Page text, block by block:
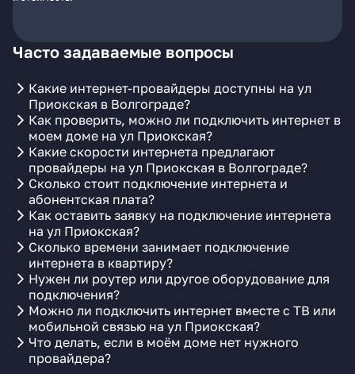
Часто задаваемые вопросы
Какие интернет-провайдеры доступны на ул
Приокская в Волгограде?
Как проверить, можно ли подключить интернет в
моем доме на ул Приокская?
Какие скорости интернета предлагают
провайдеры на ул Приокская в Волгограде?
Сколько стоит подключение интернета и
абонентская плата?
Как оставить заявку на подключение интернета
на ул Приокская?
Сколько времени занимает подключение
интернета в квартиру?
Нужен ли роутер или другое оборудование для
подключения?
Можно ли подключить интернет вместе с ТВ или
мобильной связью на ул Приокская?
Что делать, если в моём доме нет нужного
провайдера?